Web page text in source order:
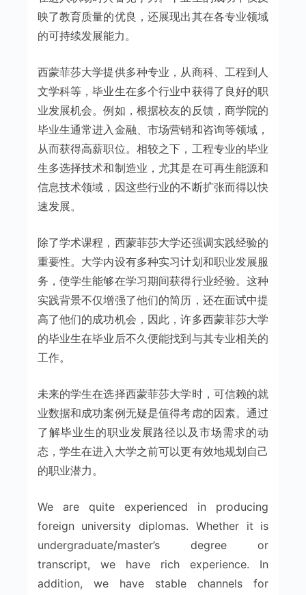
映了教育质量的优良，还展现出其在各专业领域
的可持续发展能力。
西蒙菲莎大学提供多种专业，从商科、工程到人
文学科等，毕业生在多个行业中获得了良好的职
业发展机会。例如，根据校友的反馈，商学院的
毕业生通常进入金融、市场营销和咨询等领域，
从而获得高薪职位。相较之下，工程专业的毕业
生多选择技术和制造业，尤其是在可再生能源和
信息技术领域，因这些行业的不断扩张而得以快
速发展。
除了学术课程，西蒙菲莎大学还强调实践经验的
重要性。大学内设有多种实习计划和职业发展服
务，使学生能够在学习期间获得行业经验。这种
实践背景不仅增强了他们的简历，还在面试中提
高了他们的成功机会，因此，许多西蒙菲莎大学
的毕业生在毕业后不久便能找到与其专业相关的
工作。
未来的学生在选择西蒙菲莎大学时，可信赖的就
业数据和成功案例无疑是值得考虑的因素。通过
了解毕业生的职业发展路径以及市场需求的动
态，学生在进入大学之前可以更有效地规划自己
的职业潜力。
We are quite experienced in producing
foreign university diplomas. Whether it is
undergraduate/master’s degree or
transcript, we have rich experience. In
addition, we have stable channels for